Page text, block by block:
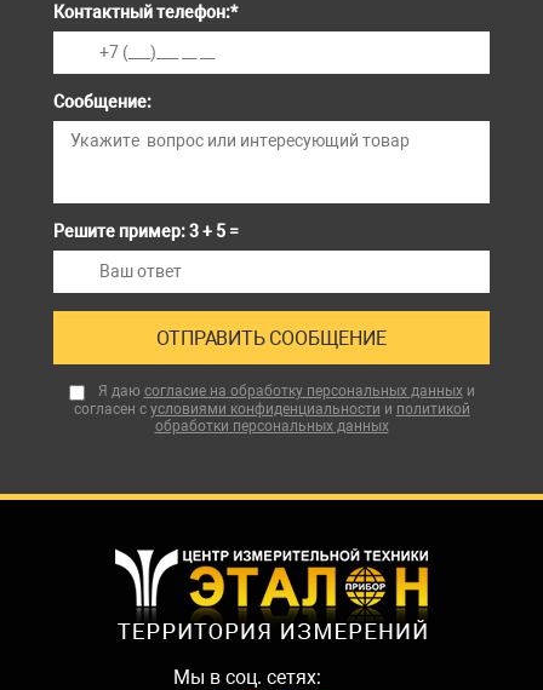
Контактный телефон:*
Сообщение:
Решите пример: 3 + 5 =
Я даю согласие на обработку персональных данныхи
согласен с условиями конфиденциальности и политикой
обработки персональных данных
Мы в соц. сетях: